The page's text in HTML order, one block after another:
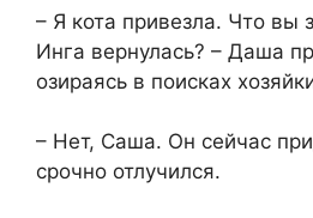
– Я кота привезла. Что вы
Инга вернулась? – Даша
озираясь в поисках
– Нет, Саша. Он сейчас
срочно отлучился.